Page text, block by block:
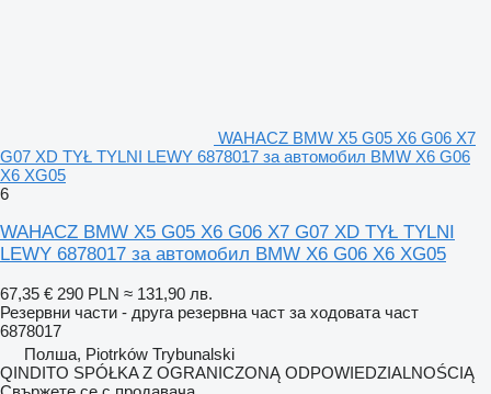
WAHACZ BMW X5 G05 X6 G06 X7
G07 XD TYŁ TYLNI LEWY 6878017 за автомобил BMW X6 G06
X6 XG05
6
WAHACZ BMW X5 G05 X6 G06 X7 G07 XD TYŁ TYLNI
LEWY 6878017 за автомобил BMW X6 G06 X6 XG05
67,35 € 290 PLN ≈ 131,90 лв.
Резервни части - друга резервна част за ходовата част
6878017
Полша, Piotrków Trybunalski
QINDITO SPÓŁKA Z OGRANICZONĄ ODPOWIEDZIALNOŚCIĄ